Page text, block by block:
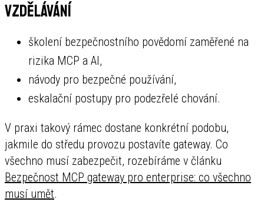
Vzdělávání
školení bezpečnostního povědomí zaměřené na
rizika MCP a AI,
návody pro bezpečné používání,
eskalační postupy pro podezřelé chování.
V praxi takový rámec dostane konkrétní podobu,
jakmile do středu provozu postavíte gateway. Co
všechno musí zabezpečit, rozebíráme v článku
Bezpečnost MCP gateway pro enterprise: co všechno
musí umět.